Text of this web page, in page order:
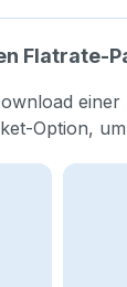
Flatrate-
Option,